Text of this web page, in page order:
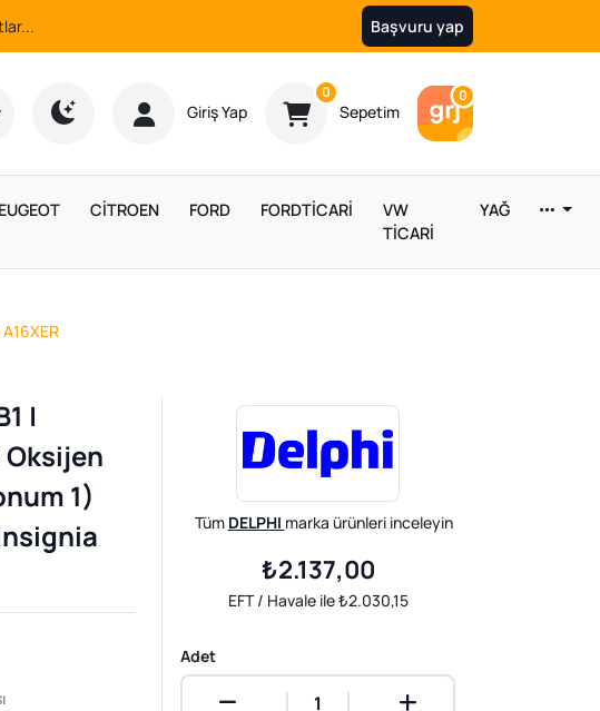
Başvuru yap
Giriş Yap
0Ürün sayısı
Sepetim
0Araç sayısı
CİTROEN FORD FORDTİCARİ
VW
TİCARİ
YAĞ
|
1)
Tüm DELPHI marka ürünleri inceleyin
₺2.137,00
EFT / Havale ile ₺2.030,15
Adet